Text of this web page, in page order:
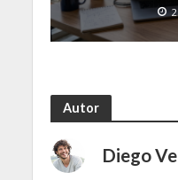
Autor
Diego